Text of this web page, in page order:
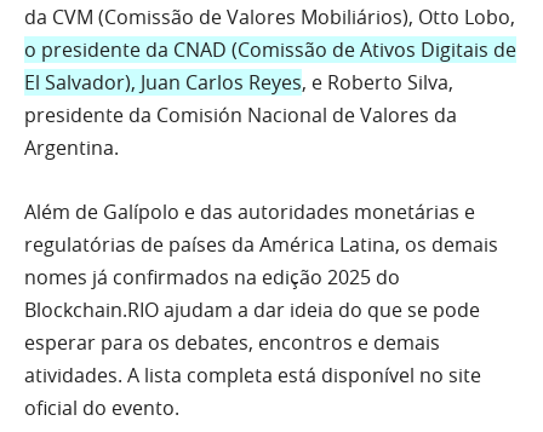
da CVM (Comissão de Valores Mobiliários), Otto Lobo,
o presidente da CNAD (Comissão de Ativos Digitais de
El Salvador), Juan Carlos Reyes, e Roberto Silva,
presidente da Comisión Nacional de Valores da
Argentina.
Além de Galípolo e das autoridades monetárias e
regulatórias de países da América Latina, os demais
nomes já confirmados na edição 2025 do
Blockchain.RIO ajudam a dar ideia do que se pode
esperar para os debates, encontros e demais
atividades. A lista completa está disponível no site
oficial do evento.